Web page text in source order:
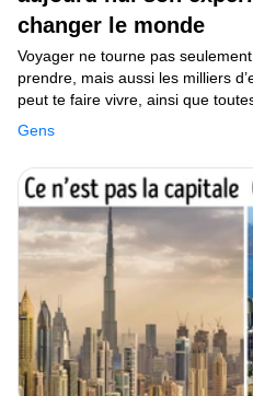
changer le monde
Gens
Voyager ne tourne pas
prendre, mais aussi les milliers
peut te faire vivre, ainsi que
tu rencontreras en chemin. Par
de moyens qui facilitent les
dépenser une fortune et qui te
sympa : l’un d’eux est
un étudiant d’origine
continents. Suite à son
programmes en faveur de la
étudiants étrangers qui
le même plaisir qu’il a eu dans